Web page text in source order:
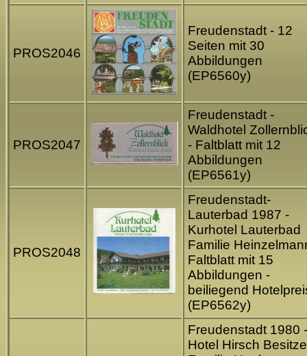
PROS2046
Freudenstadt - 12
Seiten mit 30
Abbildungen
(EP6560y)
PROS2047
Freudenstadt -
Waldhotel
- Faltblatt mit 12
Abbildungen
(EP6561y)
PROS2048
Freudenstadt-
Lauterbad 1987 -
Kurhotel Lauterbad
Familie
Faltblatt mit 15
Abbildungen -
beiliegend
(EP6562y)
Freudenstadt 1980 -
Hotel Hirsch